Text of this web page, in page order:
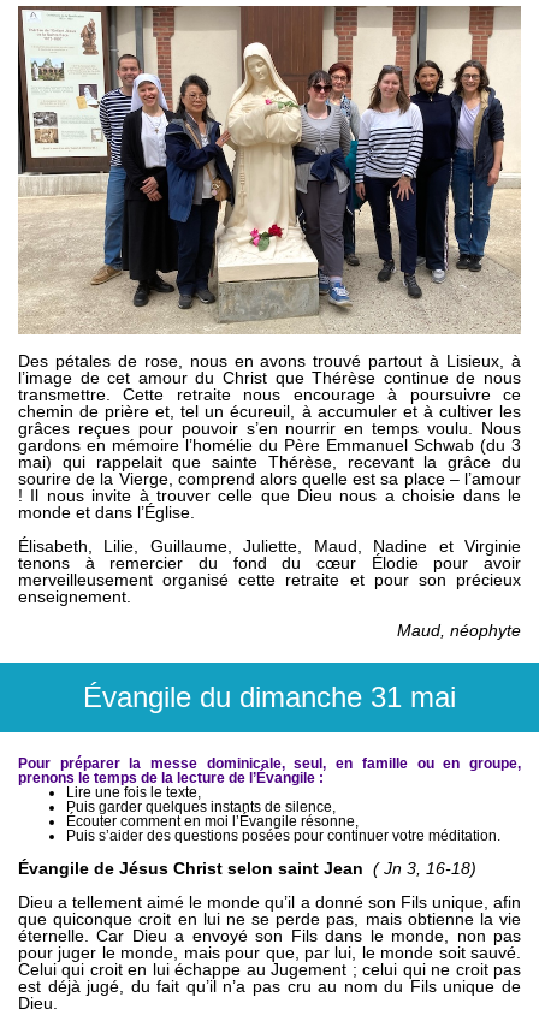
Des pétales de rose, nous en avons trouvé partout à Lisieux, à
l’image de cet amour du Christ que Thérèse continue de nous
transmettre. Cette retraite nous encourage à poursuivre ce
chemin de prière et, tel un écureuil, à accumuler et à cultiver les
grâces reçues pour pouvoir s’en nourrir en temps voulu. Nous
gardons en mémoire l’homélie du Père Emmanuel Schwab (du 3
mai) qui rappelait que sainte Thérèse, recevant la grâce du
sourire de la Vierge, comprend alors quelle est sa place – l’amour
! Il nous invite à trouver celle que Dieu nous a choisie dans le
monde et dans l’Église.
Élisabeth, Lilie, Guillaume, Juliette, Maud, Nadine et Virginie
tenons à remercier du fond du cœur Élodie pour avoir
merveilleusement organisé cette retraite et pour son précieux
enseignement.
Maud, néophyte
Évangile du dimanche 31 mai
Pour préparer la messe dominicale, seul, en famille ou en groupe,
prenons le temps de la lecture de l’Évangile :
Lire une fois le texte,
Puis garder quelques instants de silence,
Écouter comment en moi l’Évangile résonne,
Puis s’aider des questions posées pour continuer votre méditation.
Évangile de Jésus Christ selon saint Jean ( Jn 3, 16-18)
Dieu a tellement aimé le monde qu’il a donné son Fils unique, afin
que quiconque croit en lui ne se perde pas, mais obtienne la vie
éternelle. Car Dieu a envoyé son Fils dans le monde, non pas
pour juger le monde, mais pour que, par lui, le monde soit sauvé.
Celui qui croit en lui échappe au Jugement ; celui qui ne croit pas
est déjà jugé, du fait qu’il n’a pas cru au nom du Fils unique de
Dieu.